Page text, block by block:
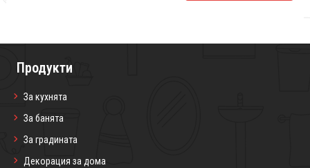
Продукти
За кухнята
За банята
За градината
Декорация за дома